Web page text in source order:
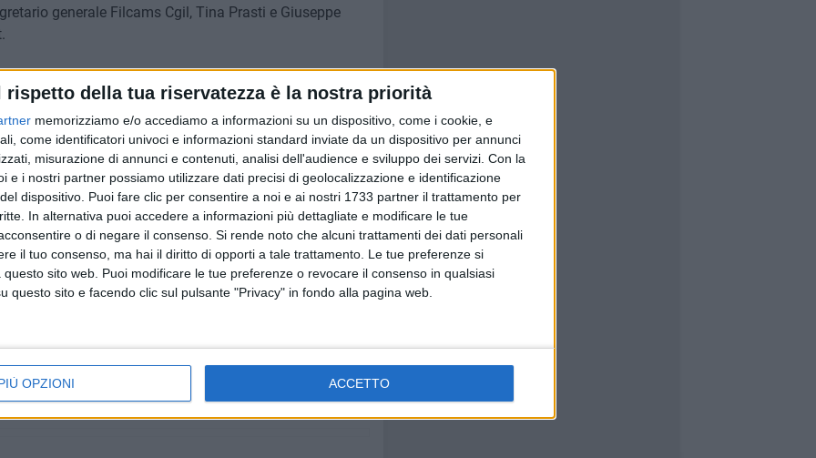
rispetto della tua riservatezza è la nostra priorità
memorizziamo e/o accediamo a informazioni su un dispositivo, come i cookie, e
come identificatori univoci e informazioni standard inviate da un dispositivo per annunci
misurazione di annunci e contenuti, analisi dell'audience e sviluppo dei servizi. Con la
e i nostri partner possiamo utilizzare dati precisi di geolocalizzazione e identificazione
dispositivo. Puoi fare clic per consentire a noi e ai nostri 1733 partner il trattamento per
In alternativa puoi accedere a informazioni più dettagliate e modificare le tue
o di negare il consenso. Si rende noto che alcuni trattamenti dei dati personali
il tuo consenso, ma hai il diritto di opporti a tale trattamento. Le tue preferenze si
sito web. Puoi modificare le tue preferenze o revocare il consenso in qualsiasi
questo sito e facendo clic sul pulsante "Privacy" in fondo alla pagina web.
OPZIONI ACCETTO
generale Filcams Cgil, Tina Prasti e Giuseppe
per interloquire con tutti i protagonisti di questa
mirassero al rilancio dell'agenzia e per questo siamo
così come a tutti i sindaci del territorio (anche a
richiamare ciascuno alle proprie responsabilità ma ad
che considerata l'importanza delle questioni
Contestiamo, inoltre, - concludono i due
dei soci in cui si riporta l'esito del confronto con le
è tenuto, noi della Cgil e della Filcams Bat non siamo
paradossale".
Pia:
in
Due aggressioni in pochi giorni
tra Bari e Corato: le vittime